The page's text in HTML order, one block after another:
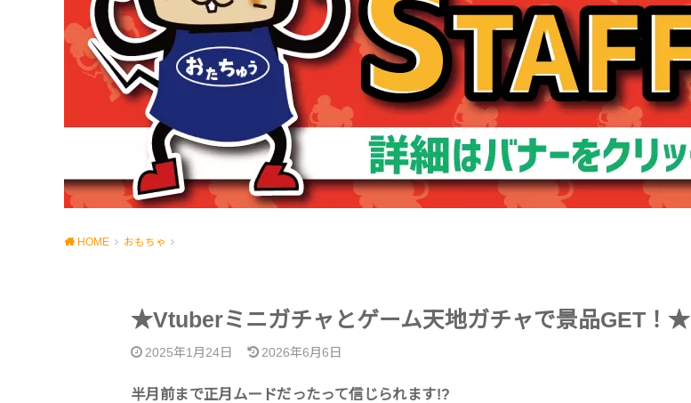
HOME おもちゃ
★Vtuberミニガチャとゲーム天地ガチャで景品GET！★
2025年1月24日 2026年6月6日
半月前まで正月ムードだったって信じられます!?